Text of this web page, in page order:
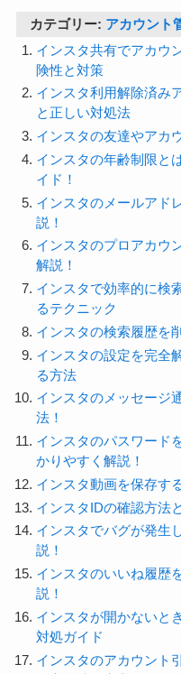
カテゴリー: アカウント
インスタ共有でアカウ
険性と対策
インスタ利用解除済み
と正しい対処法
インスタの友達やアカ
インスタの年齢制限と
イド！
インスタのメールアド
説！
インスタのプロアカウ
解説！
インスタで効率的に検
るテクニック
インスタの検索履歴を
インスタの設定を完全
る方法
インスタのメッセージ
法！
インスタのパスワード
かりやすく解説！
インスタ動画を保存す
インスタIDの確認方法
インスタでバグが発生
説！
インスタのいいね履歴
説！
インスタが開かないと
対処ガイド
インスタのアカウント